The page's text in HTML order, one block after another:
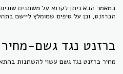
במאמר הבא ניתן לקרוא על משתנים
הברזנט, וכן על טיפים שמומלץ ליישם
ברזנט נגד גשם-מחיר
מחיר ברזנט נגד גשם עשוי להשתנות